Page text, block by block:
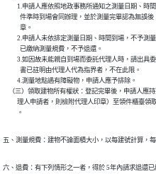
1.申請人應依照地政事務所通知之測量日期、
件準時到場會同辦理，並於測量完畢認為無
            章。
2.申請人未依排定測量日期、時間到場，不予
            已繳納測量規費，不予退還。
3.如因故未能親自到場而委託代理人時，請出
            書已註明由代理人代為指界者，不在此限。
          4.測量地點遇有障礙物，申請人應予排除。
（三）領取建物所有權狀：登記完畢後，申請人應
理人申請者，則檢附代理人印章）至領件櫃臺
          。
五、測量規費：建物不論面積大小，以每建號計算，
六、退費：有下列情形之一者，得於 5年內請求退還已